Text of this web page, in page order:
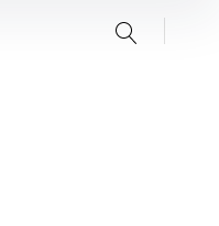
Suche